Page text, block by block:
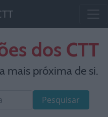
dos CTT
mais próxima de si.
Pesquisar